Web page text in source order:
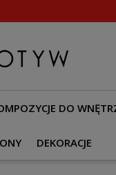
DO
DEKORACJE